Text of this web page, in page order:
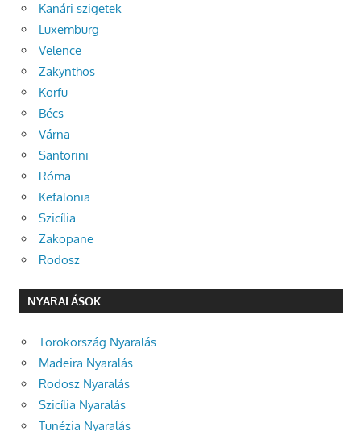
Kanári szigetek
Luxemburg
Velence
Zakynthos
Korfu
Bécs
Várna
Santorini
Róma
Kefalonia
Szicília
Zakopane
Rodosz
NYARALÁSOK
Törökország Nyaralás
Madeira Nyaralás
Rodosz Nyaralás
Szicília Nyaralás
Tunézia Nyaralás